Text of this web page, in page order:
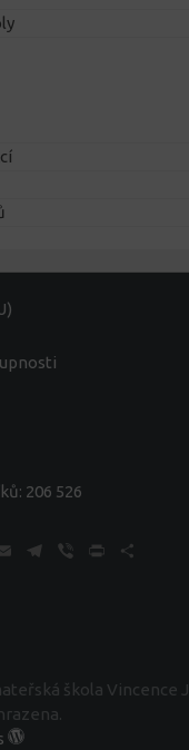
206 526
Email Telegram
Viber Print
škola Vincence